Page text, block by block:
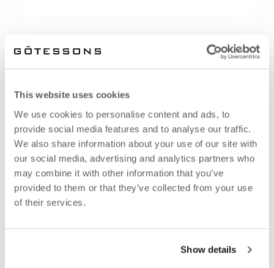
This website uses cookies
We use cookies to personalise content and ads, to
provide social media features and to analyse our traffic.
We also share information about your use of our site with
our social media, advertising and analytics partners who
may combine it with other information that you’ve
provided to them or that they’ve collected from your use
of their services.
Show details